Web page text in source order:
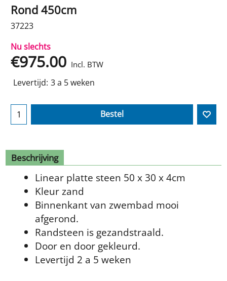
Rond 450cm
37223
Nu slechts
€975.00 Incl. BTW
Levertijd: 3 a 5 weken
Bestel
Beschrijving
Linear platte steen 50 x 30 x 4cm
Kleur zand
Binnenkant van zwembad mooi
afgerond.
Randsteen is gezandstraald.
Door en door gekleurd.
Levertijd 2 a 5 weken